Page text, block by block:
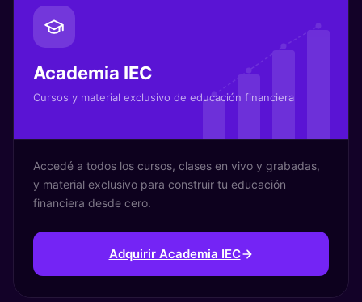
Academia IEC
Cursos y material exclusivo de educación financiera
Accedé a todos los cursos, clases en vivo y grabadas,
y material exclusivo para construir tu educación
financiera desde cero.
Adquirir Academia IEC